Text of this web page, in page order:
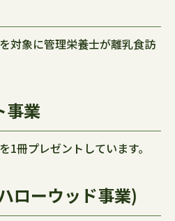
対象に管理栄養士が離乳食訪
事業
1冊プレゼントしています。
ローウッド事業)